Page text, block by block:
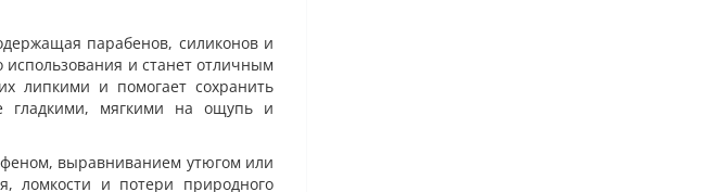
парабенов, силиконов и
использования и станет отличным
липкими и помогает сохранить
гладкими, мягкими на ощупь и
выравниванием утюгом или
ломкости и потери природного